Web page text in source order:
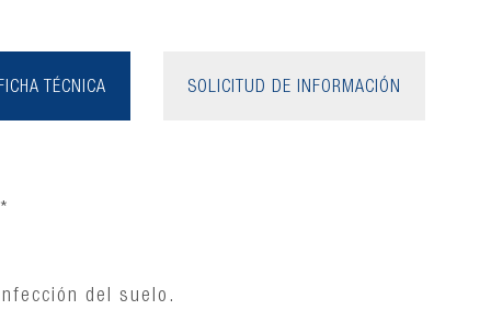
SOLICITUD DE INFORMACIÓN
TÉCNICA
del suelo.